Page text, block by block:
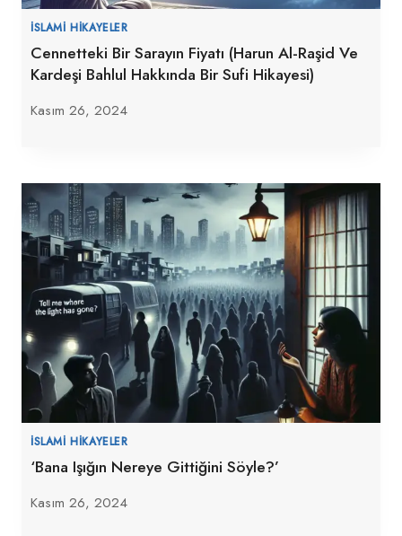
İSLAMI HIKAYELER
Cennetteki Bir Sarayın Fiyatı (Harun Al-Raşid Ve
Kardeşi Bahlul Hakkında Bir Sufi Hikayesi)
Kasım 26, 2024
İSLAMI HIKAYELER
‘Bana Işığın Nereye Gittiğini Söyle?’
Kasım 26, 2024